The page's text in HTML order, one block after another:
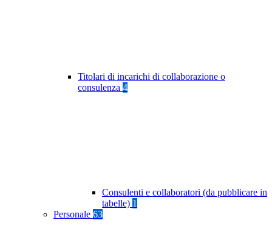
Titolari di incarichi di collaborazione o
consulenza 4
Consulenti e collaboratori (da pubblicare in
tabelle) 1
Personale 63